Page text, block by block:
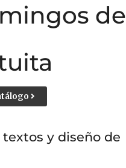
de
y diseño de